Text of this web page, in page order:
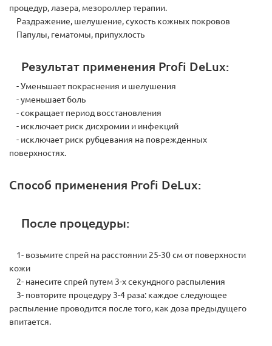
процедур, лазера, мезороллер терапии.
Раздражение, шелушение, сухость кожных покровов
Папулы, гематомы, припухлость
Результат применения Profi DeLux:
- Уменьшает покраснения и шелушения
- уменьшает боль
- сокращает период восстановления
- исключает риск дисхромии и инфекций
- исключает риск рубцевания на поврежденных
поверхностях.
Способ применения Profi DeLux:
После процедуры:
1- возьмите спрей на расстоянии 25-30 см от поверхности
кожи
2- нанесите спрей путем 3-х секундного распыления
3- повторите процедуру 3-4 раза: каждое следующее
распыление проводится после того, как доза предыдущего
впитается.